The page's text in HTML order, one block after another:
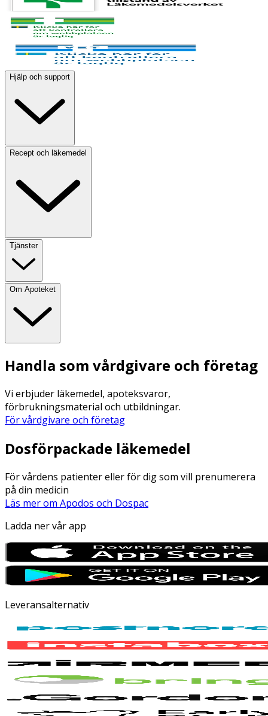
Hjälp och support
Recept och läkemedel
Tjänster
Om Apoteket
Handla som vårdgivare och företag
Vi erbjuder läkemedel, apoteksvaror,
förbrukningsmaterial och utbildningar.
För vårdgivare och företag
Dosförpackade läkemedel
För vårdens patienter eller för dig som vill prenumerera
på din medicin
Läs mer om Apodos och Dospac
Ladda ner vår app
Leveransalternativ